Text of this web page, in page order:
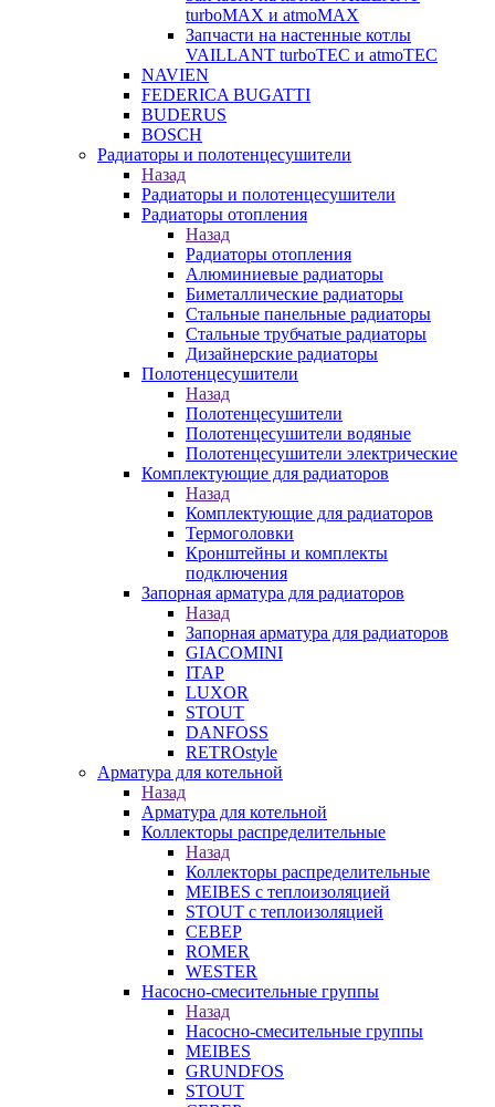
turboMAX и atmoMAX
Запчасти на настенные котлы
VAILLANT turboTEC и atmoTEC
NAVIEN
FEDERICA BUGATTI
BUDERUS
BOSCH
Радиаторы и полотенцесушители
Назад
Радиаторы и полотенцесушители
Радиаторы отопления
Назад
Радиаторы отопления
Алюминиевые радиаторы
Биметаллические радиаторы
Стальные панельные радиаторы
Стальные трубчатые радиаторы
Дизайнерские радиаторы
Полотенцесушители
Назад
Полотенцесушители
Полотенцесушители водяные
Полотенцесушители электрические
Комплектующие для радиаторов
Назад
Комплектующие для радиаторов
Термоголовки
Кронштейны и комплекты
подключения
Запорная арматура для радиаторов
Назад
Запорная арматура для радиаторов
GIACOMINI
ITAP
LUXOR
STOUT
DANFOSS
RETROstyle
Арматура для котельной
Назад
Арматура для котельной
Коллекторы распределительные
Назад
Коллекторы распределительные
MEIBES с теплоизоляцией
STOUT с теплоизоляцией
СЕВЕР
ROMER
WESTER
Насосно-смесительные группы
Назад
Насосно-смесительные группы
MEIBES
GRUNDFOS
STOUT